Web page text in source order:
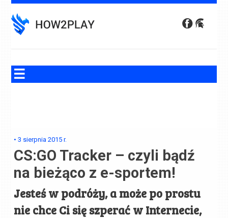
to
content
•3 sierpnia 2015 r.
CS:GO Tracker – czyli bądź
na bieżąco z e-sportem!
Jesteś w podróży, a może po prostu
nie chce Ci się szperać w Internecie,